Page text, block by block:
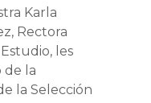
Karla
Rectora
les
de la
la Selección